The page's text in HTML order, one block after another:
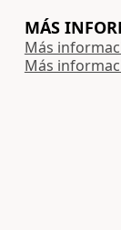
MÁS
Más
Más